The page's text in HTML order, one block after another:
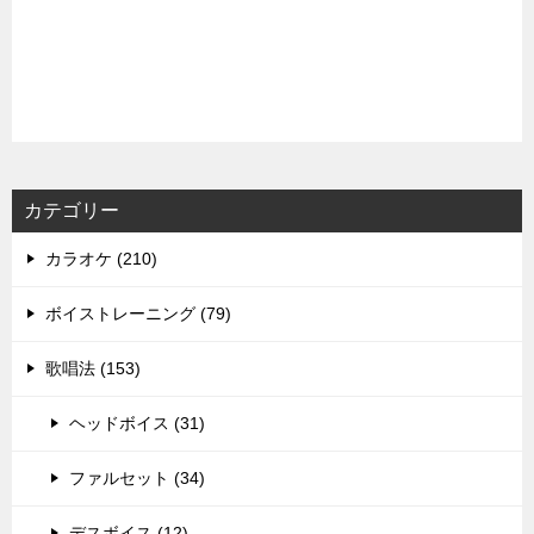
カテゴリー
カラオケ (210)
ボイストレーニング (79)
歌唱法 (153)
ヘッドボイス (31)
ファルセット (34)